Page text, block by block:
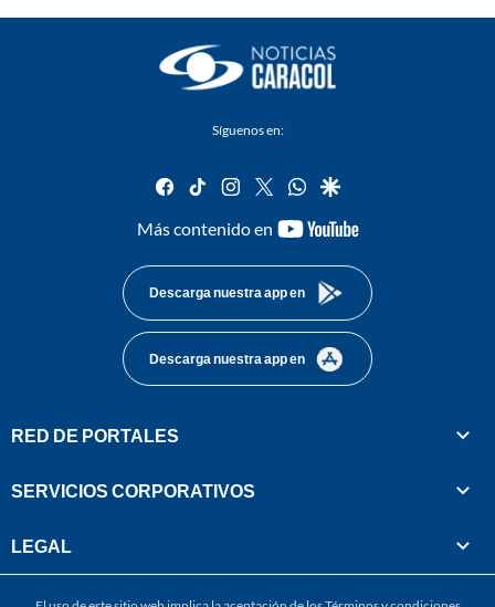
Síguenos en:
facebook
tiktok instagram
twitterwhatsapp
google
Más contenido en
youtube-
Descarga nuestra app en
Descarga nuestra app en
RED DE PORTALES
SERVICIOS CORPORATIVOS
LEGAL